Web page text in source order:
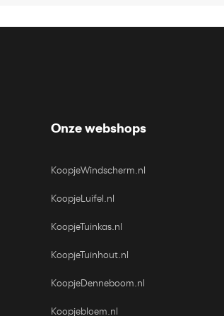
Onze webshops
KoopjeWindscherm.nl
KoopjeLuifel.nl
KoopjeTuinkas.nl
KoopjeTuinhout.nl
KoopjeDenneboom.nl
Koopjebloem.nl